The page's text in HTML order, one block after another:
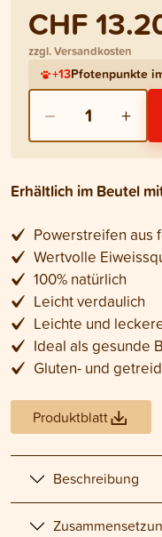
CHF
zzgl. Versandkosten
+13Pfotenpunkte
− 1 +
Erhältlich im Beutel
Powerstreifen aus
Wertvolle
100% natürlich
Leicht verdaulich
Leichte und
Ideal als gesunde
Gluten- und
Produktblatt
Beschreibung